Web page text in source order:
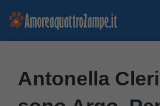
Vai
Antonella